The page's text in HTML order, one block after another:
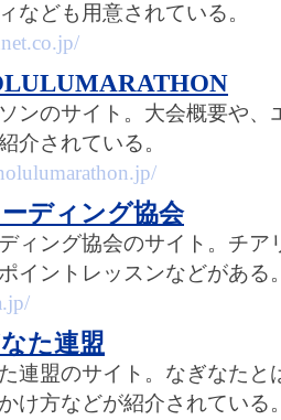
なども用意されている。
ンのサイト。大会概要や
介されている。
ディング協会
ィング協会のサイト。チ
イントレッスンなどがある
た連盟
連盟のサイト。なぎなたと
け方などが紹介されている